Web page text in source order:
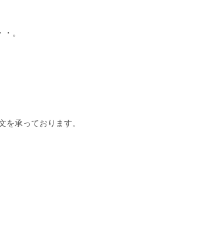
。
を承っております。